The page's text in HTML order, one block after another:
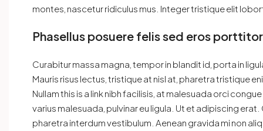
montes, nascetur ridiculus mus. Integer tristique elit
Phasellus posuere felis sed eros
Curabitur massa magna, tempor in blandit id, porta in
Mauris risus lectus, tristique at nisl at, pharetra tristique
Nullam this is a link nibh facilisis, at malesuada orci
varius malesuada, pulvinar eu ligula. Ut et adipiscing
pharetra interdum vestibulum. Aenean gravida mi non